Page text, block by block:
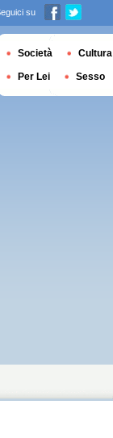
su
Società Cultura
Per Lei Sesso